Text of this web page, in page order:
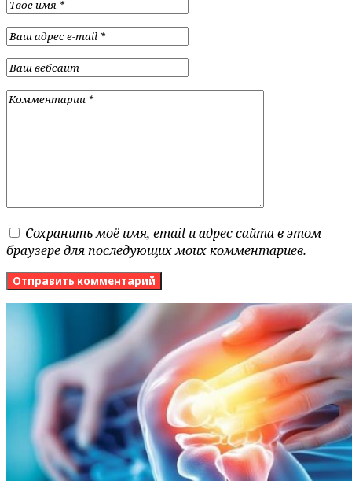
Сохранить моё имя, email и адрес сайта в этом
браузере для последующих моих комментариев.